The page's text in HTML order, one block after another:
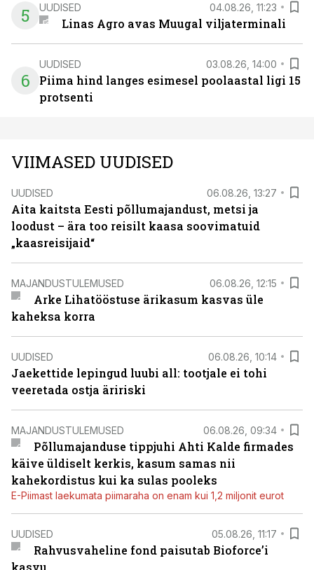
5 UUDISED 04.08.26, 11:23
Linas Agro avas Muugal viljaterminali
6
UUDISED 03.08.26, 14:00
Piima hind langes esimesel poolaastal ligi 15
protsenti
VIIMASED UUDISED
UUDISED 06.08.26, 13:27
Aita kaitsta Eesti põllumajandust, metsi ja
loodust – ära too reisilt kaasa soovimatuid
„kaasreisijaid“
MAJANDUSTULEMUSED 06.08.26, 12:15
Arke Lihatööstuse ärikasum kasvas üle
kaheksa korra
UUDISED 06.08.26, 10:14
Jaekettide lepingud luubi all: tootjale ei tohi
veeretada ostja äririski
MAJANDUSTULEMUSED 06.08.26, 09:34
Põllumajanduse tippjuhi Ahti Kalde firmades
käive üldiselt kerkis, kasum samas nii
kahekordistus kui ka sulas pooleks
E-Piimast laekumata piimaraha on enam kui 1,2 miljonit eurot
UUDISED 05.08.26, 11:17
Rahvusvaheline fond paisutab Bioforce’i
kasvu